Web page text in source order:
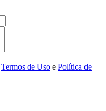
Termos de Uso e Política de